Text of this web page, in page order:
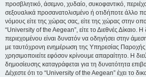
προσβλητικό, άσεμνο, χυδαίο, συκοφαντικό,
σεξουαλικά προσανατολισμένο ή οτιδήποτε άλλο
νόμους είτε της χώρας σας, είτε της χώρας στην
“University of the Aegean”, είτε το Διεθνές Δίκαιο. Η
περιεχομένου είναι δυνατόν να οδηγήσει στην
με ταυτόχρονη ενημέρωση της Υπηρεσίας
χρησιμοποιείτε εφόσον κρίνουμε απαραίτητο. Η
δημοσίευσης καταγράφεται για τη δυνατότητα
Δέχεστε ότι το “University of the Aegean” έχει το